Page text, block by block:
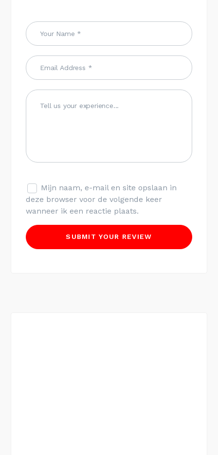
Mijn naam, e-mail en site opslaan in
deze browser voor de volgende keer
wanneer ik een reactie plaats.